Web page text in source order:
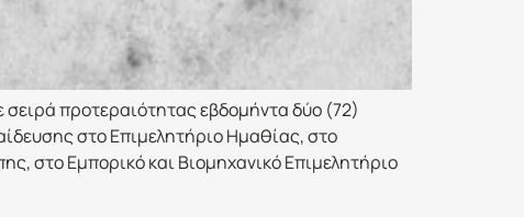
προτεραιότητας εβδομήντα δύο (72)
στο Επιμελητήριο Ημαθίας, στο
στο Εμπορικό και Βιομηχανικό Επιμελητήριο